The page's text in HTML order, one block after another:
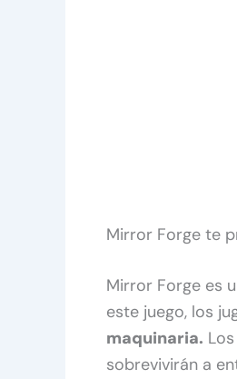
Mirror Forge te
Mirror Forge es
este juego, los
maquinaria.
sobrevivirán a